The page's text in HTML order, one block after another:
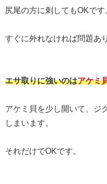
尻尾の方に刺してもOKです
すぐに外れなければ問題あ
エサ取りに強いのはアケミ
アケミ貝を少し開いて、ジ
しまいます。
それだけでOKです。